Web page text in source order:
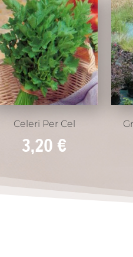
Celeri Per Cel
3,20 €